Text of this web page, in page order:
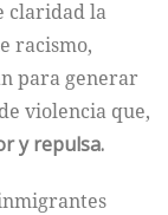
claridad la
racismo,
para generar
violencia que,
y repulsa.